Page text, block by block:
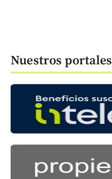
Nuestros portales